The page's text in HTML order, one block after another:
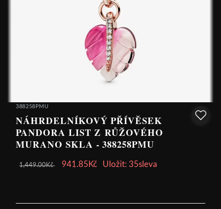
388258PMU
NÁHRDELNÍKOVÝ PŘÍVĚSEK
PANDORA LIST Z RŮŽOVÉHO
MURANO SKLA - 388258PMU
1,449.00Kč 941.85Kč Uložit: 35sleva